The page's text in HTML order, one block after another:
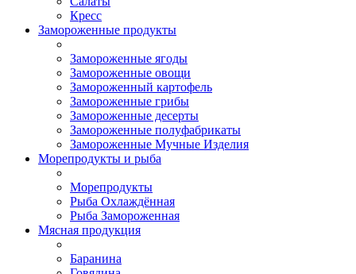
Кресс
Замороженные продукты
Замороженные ягоды
Замороженные овощи
Замороженный картофель
Замороженные грибы
Замороженные десерты
Замороженные полуфабрикаты
Замороженные Мучные Изделия
Морепродукты и рыба
Морепродукты
Рыба Охлаждённая
Рыба Замороженная
Мясная продукция
Баранина